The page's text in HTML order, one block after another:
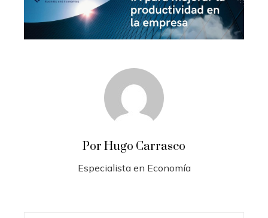
Por Hugo Carrasco
Especialista en Economía